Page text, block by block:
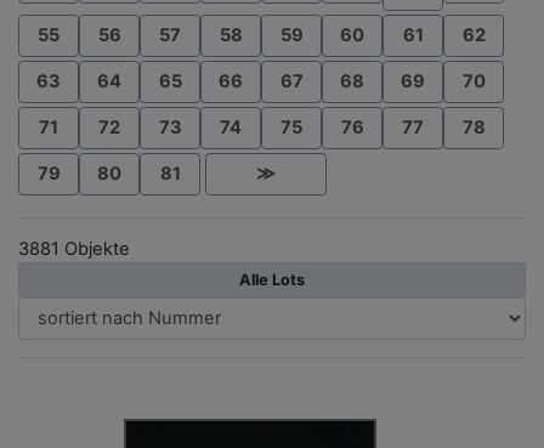
55 56 57 58 59 60 61 62
63 64 65 66 67 68 69 70
71 72 73 74 75 76 77 78
79 80 81 ≫
3881 Objekte
Alle Lots